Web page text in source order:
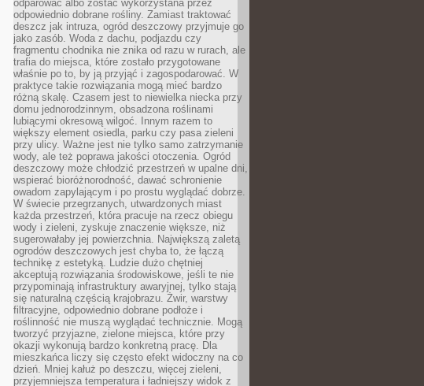
odparować albo zostać wykorzystana przez
odpowiednio dobrane rośliny. Zamiast traktować
deszcz jak intruza, ogród deszczowy przyjmuje go
jako zasób. Woda z dachu, podjazdu czy
fragmentu chodnika nie znika od razu w rurach, ale
trafia do miejsca, które zostało przygotowane
właśnie po to, by ją przyjąć i zagospodarować. W
praktyce takie rozwiązania mogą mieć bardzo
różną skalę. Czasem jest to niewielka niecka przy
domu jednorodzinnym, obsadzona roślinami
lubiącymi okresową wilgoć. Innym razem to
większy element osiedla, parku czy pasa zieleni
przy ulicy. Ważne jest nie tylko samo zatrzymanie
wody, ale też poprawa jakości otoczenia. Ogród
deszczowy może chłodzić przestrzeń w upalne dni,
wspierać bioróżnorodność, dawać schronienie
owadom zapylającym i po prostu wyglądać dobrze.
W świecie przegrzanych, utwardzonych miast
każda przestrzeń, która pracuje na rzecz obiegu
wody i zieleni, zyskuje znaczenie większe, niż
sugerowałaby jej powierzchnia. Największą zaletą
ogrodów deszczowych jest chyba to, że łączą
technikę z estetyką. Ludzie dużo chętniej
akceptują rozwiązania środowiskowe, jeśli te nie
przypominają infrastruktury awaryjnej, tylko stają
się naturalną częścią krajobrazu. Żwir, warstwy
filtracyjne, odpowiednio dobrane podłoże i
roślinność nie muszą wyglądać technicznie. Mogą
tworzyć przyjazne, zielone miejsca, które przy
okazji wykonują bardzo konkretną pracę. Dla
mieszkańca liczy się często efekt widoczny na co
dzień. Mniej kałuż po deszczu, więcej zieleni,
przyjemniejsza temperatura i ładniejszy widok z